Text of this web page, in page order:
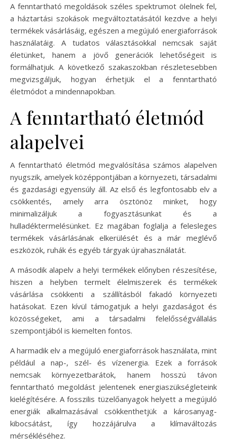
A fenntartható megoldások széles spektrumot ölelnek fel,
a háztartási szokások megváltoztatásától kezdve a helyi
termékek vásárlásáig, egészen a megújuló energiaforrások
használatáig. A tudatos választásokkal nemcsak saját
életünket, hanem a jövő generációk lehetőségeit is
formálhatjuk. A következő szakaszokban részletesebben
megvizsgáljuk, hogyan érhetjük el a fenntartható
életmódot a mindennapokban.
A fenntartható életmód
alapelvei
A fenntartható életmód megvalósítása számos alapelven
nyugszik, amelyek középpontjában a környezeti, társadalmi
és gazdasági egyensúly áll. Az első és legfontosabb elv a
csökkentés, amely arra ösztönöz minket, hogy
minimalizáljuk a fogyasztásunkat és a
hulladéktermelésünket. Ez magában foglalja a felesleges
termékek vásárlásának elkerülését és a már meglévő
eszközök, ruhák és egyéb tárgyak újrahasználatát.
A második alapelv a helyi termékek előnyben részesítése,
hiszen a helyben termelt élelmiszerek és termékek
vásárlása csökkenti a szállításból fakadó környezeti
hatásokat. Ezen kívül támogatjuk a helyi gazdaságot és
közösségeket, ami a társadalmi felelősségvállalás
szempontjából is kiemelten fontos.
A harmadik elv a megújuló energiaforrások használata, mint
például a nap-, szél- és vízenergia. Ezek a források
nemcsak környezetbarátok, hanem hosszú távon
fenntartható megoldást jelentenek energiaszükségleteink
kielégítésére. A fosszilis tüzelőanyagok helyett a megújuló
energiák alkalmazásával csökkenthetjük a károsanyag-
kibocsátást, így hozzájárulva a klímaváltozás
mérsékléséhez.